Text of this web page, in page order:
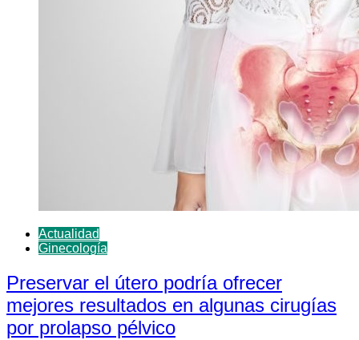
Actualidad
Ginecología
Preservar el útero podría ofrecer
mejores resultados en algunas cirugías
por prolapso pélvico